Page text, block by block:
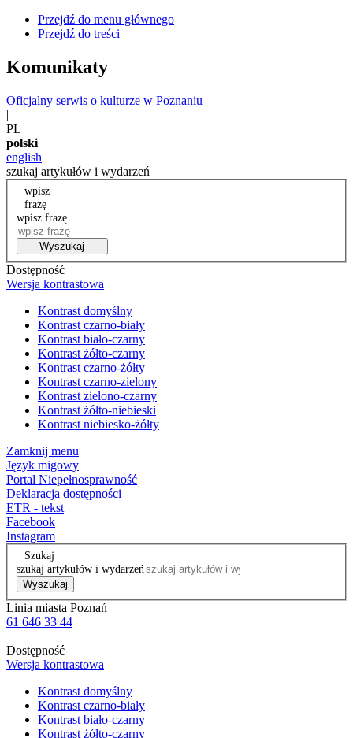
Przejdź do menu głównego
Przejdź do treści
Komunikaty
Oficjalny serwis o kulturze w Poznaniu
|
PL
polski
english
szukaj artykułów i wydarzeń
wpisz
frazę
wpisz frazę
Wyszukaj
Dostępność
Wersja kontrastowa
Kontrast domyślny
Kontrast czarno-biały
Kontrast biało-czarny
Kontrast żółto-czarny
Kontrast czarno-żółty
Kontrast czarno-zielony
Kontrast zielono-czarny
Kontrast żółto-niebieski
Kontrast niebiesko-żółty
Zamknij menu
Język migowy
Portal Niepełnosprawność
Deklaracja dostępności
ETR - tekst
Facebook
Instagram
Szukaj
szukaj artykułów i wydarzeń
Wyszukaj
Linia miasta Poznań
61 646 33 44
Dostępność
Wersja kontrastowa
Kontrast domyślny
Kontrast czarno-biały
Kontrast biało-czarny
Kontrast żółto-czarny